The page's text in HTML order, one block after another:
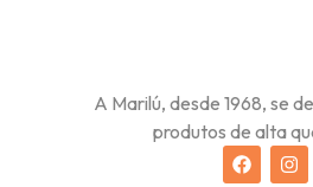
A Marilú, desde 1968, se
produtos de alta